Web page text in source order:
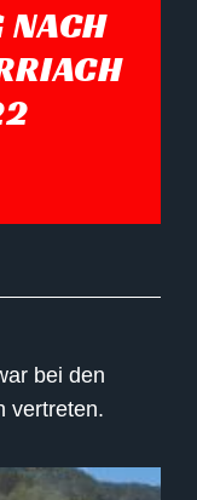
NACH
bei den
vertreten.